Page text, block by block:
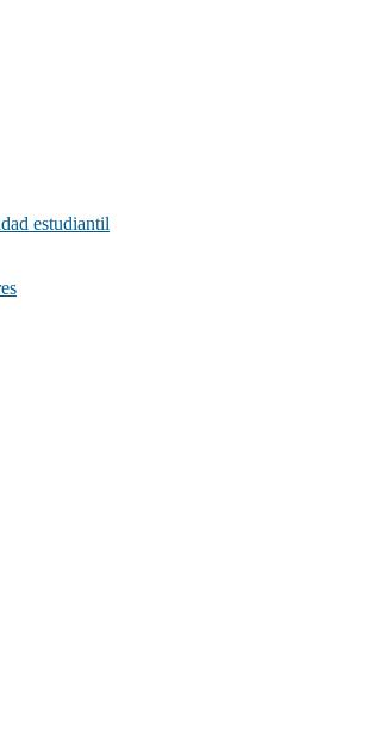
estudiantil